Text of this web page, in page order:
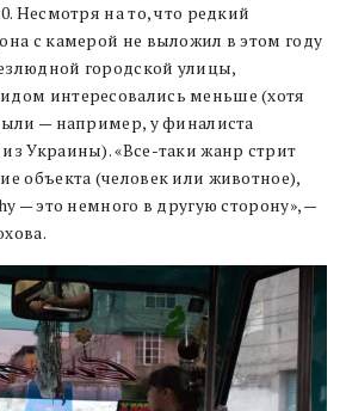
Несмотря на то, что редкий
с камерой не выложил в этом году
городской улицы,
интересовались меньше (хотя
— например, у финалиста
Украины). «Все-таки жанр стрит
объекта (человек или животное),
— это немного в другую сторону», —